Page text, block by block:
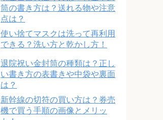
筒の書き方は？送れる物や注意
点は？
使い捨てマスクは洗って再利用
できる？洗い方と乾かし方！
退院祝い金封筒の種類は？正し
い書き方の表書きや中袋や裏面
は？
新幹線の切符の買い方は？券売
機で買う手順の画像とメリッ